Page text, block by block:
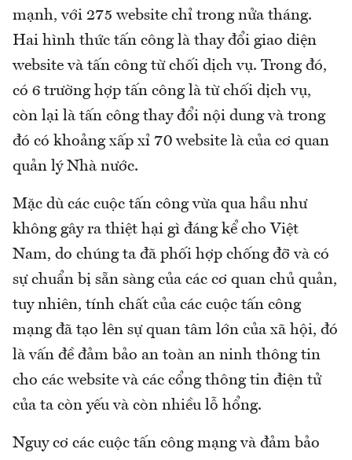
mạnh, với 275 website chỉ trong nửa tháng.
Hai hình thức tấn công là thay đổi giao diện
website và tấn công từ chối dịch vụ. Trong đó,
có 6 trường hợp tấn công là từ chối dịch vụ,
còn lại là tấn công thay đổi nội dung và trong
đó có khoảng xấp xỉ 70 website là của cơ quan
quản lý Nhà nước.
Mặc dù các cuộc tấn công vừa qua hầu như
không gây ra thiệt hại gì đáng kể cho Việt
Nam, do chúng ta đã phối hợp chống đỡ và có
sự chuẩn bị sẵn sàng của các cơ quan chủ quản,
tuy nhiên, tính chất của các cuộc tấn công
mạng đã tạo lên sự quan tâm lớn của xã hội, đó
là vấn đề đảm bảo an toàn an ninh thông tin
cho các website và các cổng thông tin điện tử
của ta còn yếu và còn nhiều lỗ hổng.
Nguy cơ các cuộc tấn công mạng và đảm bảo